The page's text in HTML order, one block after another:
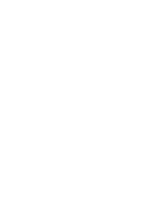
서 오